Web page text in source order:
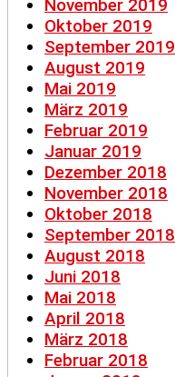
November 2019
Oktober 2019
September 2019
August 2019
Mai 2019
März 2019
Februar 2019
Januar 2019
Dezember 2018
November 2018
Oktober 2018
September 2018
August 2018
Juni 2018
Mai 2018
April 2018
März 2018
Februar 2018